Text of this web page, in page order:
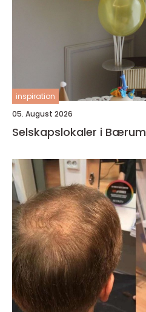
inspiration
05. August 2026
Selskapslokaler i Bærum